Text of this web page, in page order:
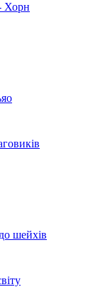
Хорн
шейхів